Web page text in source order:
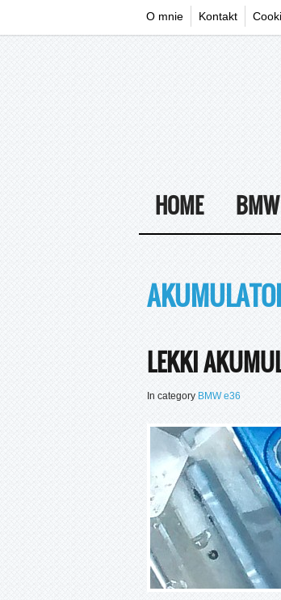
O mnie Kontakt
HOME
LEKKI
In category BMW e36